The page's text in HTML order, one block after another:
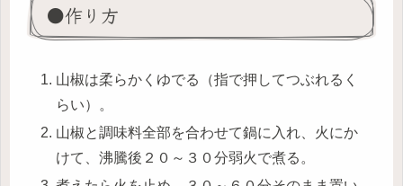
●作り方
山椒は柔らかくゆでる（指で押してつぶれるく
らい）。
山椒と調味料全部を合わせて鍋に入れ、火にか
けて、沸騰後２０～３０分弱火で煮る。